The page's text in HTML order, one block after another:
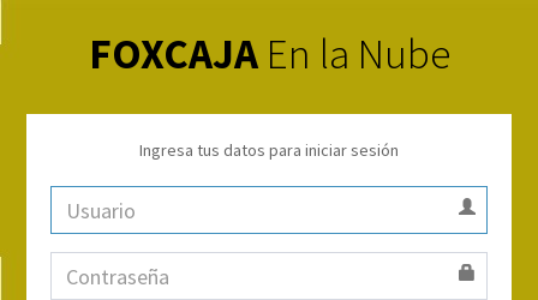
FOXCAJAEn la Nube
Ingresa tus datos para iniciar sesión